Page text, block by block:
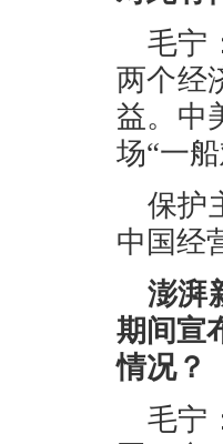
毛宁
两个经
益。中
场“一
保护
中国经
澎湃
期间宣
情况？
毛宁